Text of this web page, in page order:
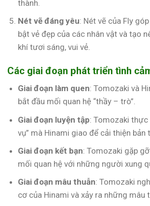
thành.
Nét vẽ đáng yêu: Nét vẽ của Fly
bật vẻ đẹp của các nhân vật và tạo
khí tươi sáng, vui vẻ.
Các giai đoạn phát triển tình
Giai đoạn làm quen: Tomozaki và
bắt đầu mối quan hệ “thầy – trò”.
Giai đoạn luyện tập: Tomozaki thực
vụ” mà Hinami giao để cải thiện bản
Giai đoạn kết bạn: Tomozaki gặp
mối quan hệ với những người xung
Giai đoạn mâu thuẫn: Tomozaki
cơ của Hinami và xảy ra những mâu